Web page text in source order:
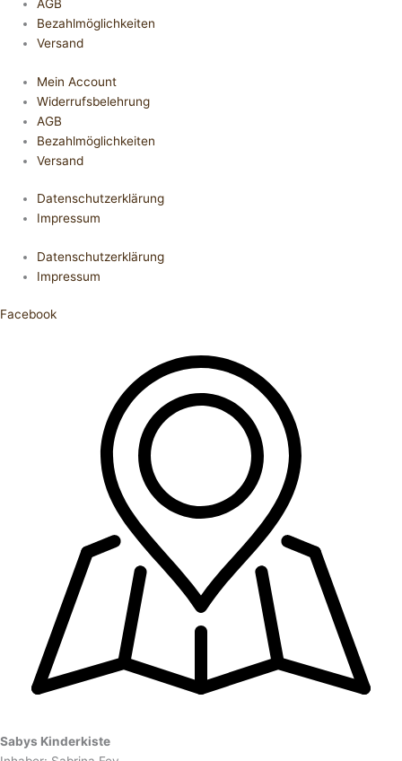
AGB
Bezahlmöglichkeiten
Versand
Mein Account
Widerrufsbelehrung
AGB
Bezahlmöglichkeiten
Versand
Datenschutzerklärung
Impressum
Datenschutzerklärung
Impressum
Facebook
Sabys Kinderkiste